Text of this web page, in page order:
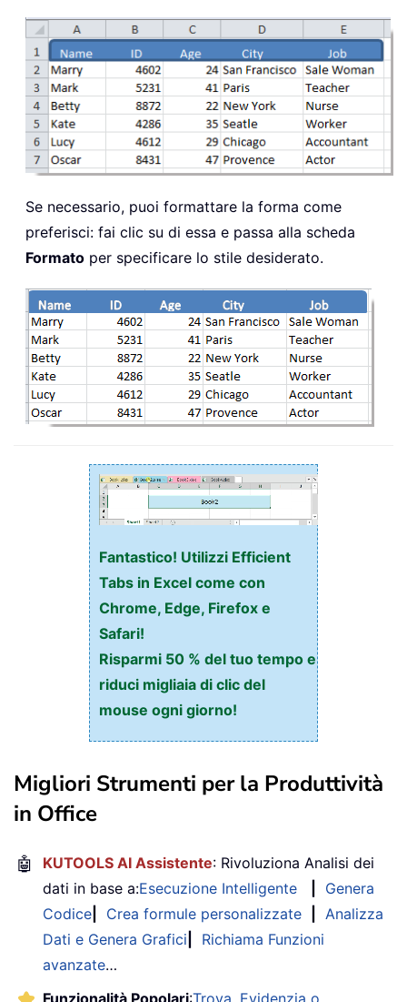
Se necessario, puoi formattare la forma come
preferisci: fai clic su di essa e passa alla scheda
Formato per specificare lo stile desiderato.
Fantastico! Utilizzi Efficient
Tabs in Excel come con
Chrome, Edge, Firefox e
Safari!
Risparmi 50 % del tuo tempo e
riduci migliaia di clic del
mouse ogni giorno!
Migliori Strumenti per la Produttività
in Office
🤖 KUTOOLS AI Assistente: Rivoluziona Analisi dei
dati in base a:Esecuzione Intelligente
Genera
Codice
Crea formule personalizzate
Analizza
Dati e Genera Grafici
Richiama Funzioni
avanzate…
Funzionalità Popolari:Trova, Evidenzia o